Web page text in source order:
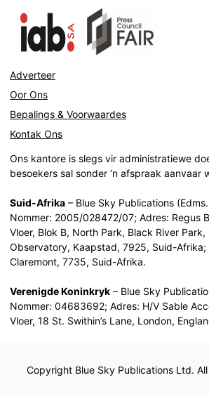
Adverteer
Oor Ons
Bepalings & Voorwaardes
Kontak Ons
Ons kantore is slegs vir administratiewe
besoekers sal sonder ‘n afspraak aanvaar
Suid-Afrika – Blue Sky Publications
Nommer: 2005/028472/07; Adres: Regus
Vloer, Blok B, North Park, Black River Park,
Observatory, Kaapstad, 7925, Suid-
Claremont, 7735, Suid-Afrika.
Verenigde Koninkryk – Blue Sky
Nommer: 04683692; Adres: H/V Sable
Vloer, 18 St. Swithin’s Lane, London,
Copyright Blue Sky Publications Ltd.